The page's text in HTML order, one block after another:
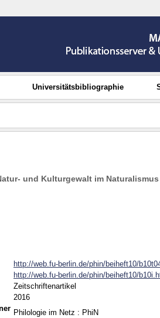
Universitätsbibliographie
und Kulturgewalt im
http://web.fu-berlin.de/phin/beiheft10/
http://web.fu-berlin.de/phin/beiheft10/
Zeitschriftenartikel
2016
Philologie im Netz : PhiN